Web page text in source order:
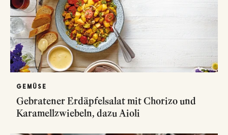
GEMÜSE
Gebratener Erdäpfelsalat mit Chorizo und
Karamellzwiebeln, dazu Aioli